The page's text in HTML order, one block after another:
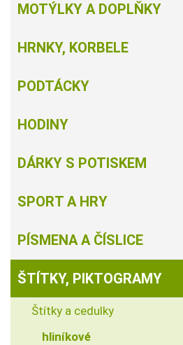
MOTÝLKY A DOPLŇKY
HRNKY, KORBELE
PODTÁCKY
HODINY
DÁRKY S POTISKEM
SPORT A HRY
PÍSMENA A ČÍSLICE
ŠTÍTKY, PIKTOGRAMY
Štítky a cedulky
hliníkové